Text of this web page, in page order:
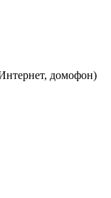
домофон)